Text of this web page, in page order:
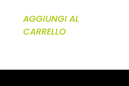
AGGIUNGI AL
CARRELLO